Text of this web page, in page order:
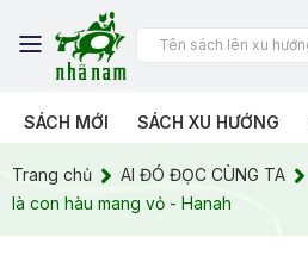
SÁCH MỚI SÁCH XU HƯỚNG
Trang chủ AI ĐÓ ĐỌC CÙNG TA
là con hàu mang vỏ - Hanah